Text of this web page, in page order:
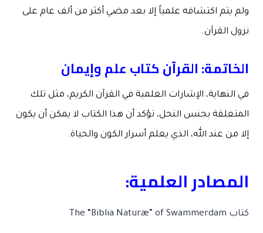
ولم يتم اكتشافه علمياً إلا بعد مضي أكثر من ألف عام على
نزول القرآن.
الخاتمة: القرآن كتاب علم وإيمان
في النهاية، الإشارات العلمية في القرآن الكريم، مثل تلك
المتعلقة بجنس النحل، تؤكد أن هذا الكتاب لا يمكن أن يكون
إلا من عند الله، الذي يعلم أسرار الكون والحياة.
المصادر العلمية:
كتاب The “Biblia Naturæ” of Swammerdam